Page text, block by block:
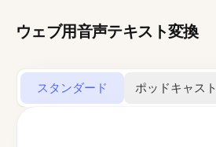
ウェブ用音声テキスト変換
スタンダード ポッドキャスト